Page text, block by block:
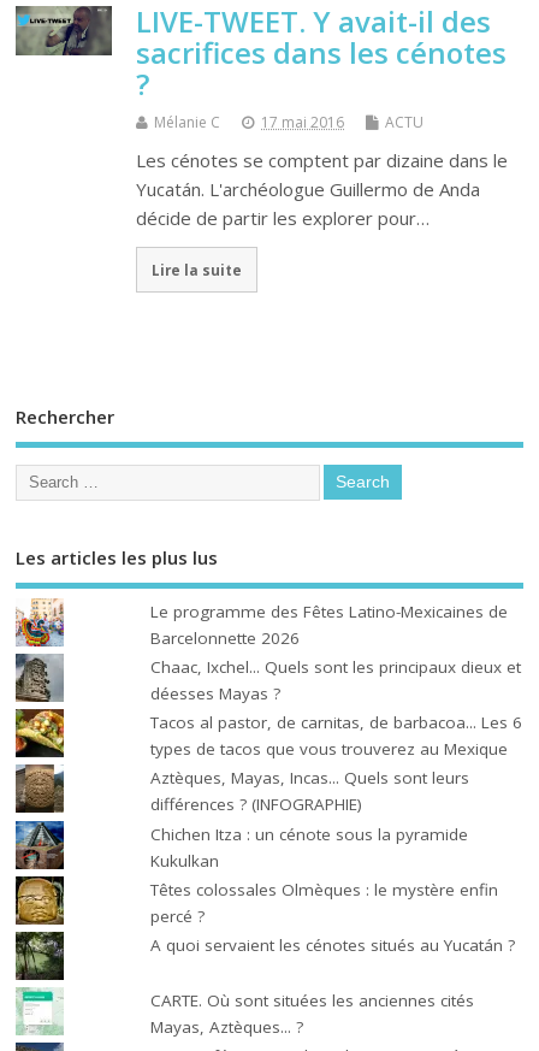
LIVE-TWEET. Y avait-il des
sacrifices dans les cénotes
?
Mélanie C 17 mai 2016 ACTU
Les cénotes se comptent par dizaine dans le
Yucatán. L'archéologue Guillermo de Anda
décide de partir les explorer pour…
Lire la suite
Rechercher
Les articles les plus lus
Le programme des Fêtes Latino-Mexicaines de
Barcelonnette 2026
Chaac, Ixchel... Quels sont les principaux dieux et
déesses Mayas ?
Tacos al pastor, de carnitas, de barbacoa... Les 6
types de tacos que vous trouverez au Mexique
Aztèques, Mayas, Incas... Quels sont leurs
différences ? (INFOGRAPHIE)
Chichen Itza : un cénote sous la pyramide
Kukulkan
Têtes colossales Olmèques : le mystère enfin
percé ?
A quoi servaient les cénotes situés au Yucatán ?
CARTE. Où sont situées les anciennes cités
Mayas, Aztèques... ?